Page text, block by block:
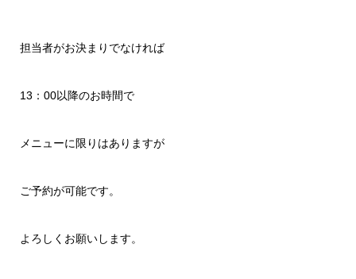
担当者がお決まりでなければ
13：00以降のお時間で
メニューに限りはありますが
ご予約が可能です。
よろしくお願いします。